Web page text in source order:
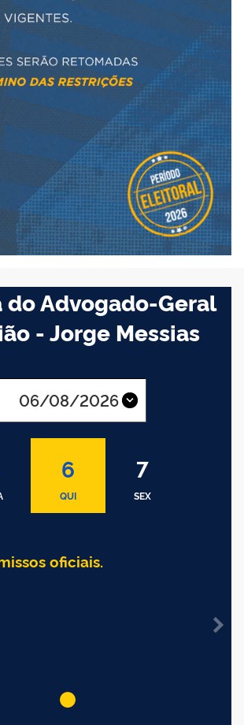
do Advogado-Geral
- Jorge Messias
2026
6
QUI
7
SEX
oficiais.